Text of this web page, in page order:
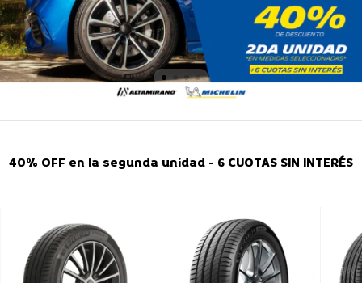
40% OFF en la segunda unidad - 6 CUOTAS SIN INTERÉS